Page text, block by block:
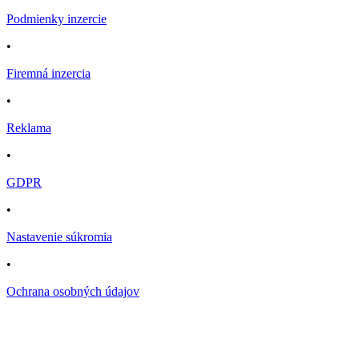
Podmienky inzercie
•
Firemná inzercia
•
Reklama
•
GDPR
•
Nastavenie súkromia
•
Ochrana osobných údajov